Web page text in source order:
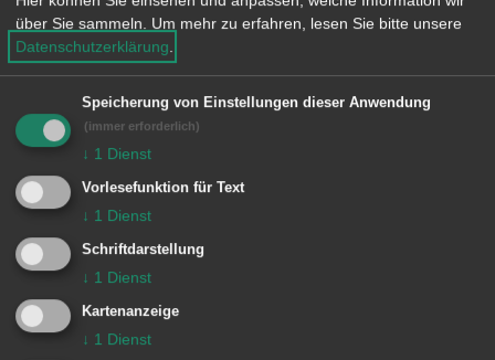
n
2 Treffer
Dienstleistung A-Z
Personalausweis
Dienstleistung A-Z
Reisepass
über Sie sammeln. Um mehr zu erfahren, lesen Sie bitte unsere
Datenschutzerklärung.
Speicherung von Einstellungen dieser Anwendung
(immer erforderlich)
↓ 1 Dienst
Vorlesefunktion für Text
↓ 1 Dienst
Schriftdarstellung
↓ 1 Dienst
Kartenanzeige
↓ 1 Dienst